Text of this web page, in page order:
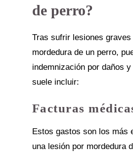
de perro?
Tras sufrir lesiones graves
mordedura de un perro,
indemnización por daños
suele incluir:
Facturas
Estos gastos son los más
una lesión por mordedura